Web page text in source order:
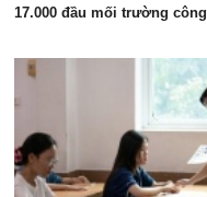
17.000 đầu mối trường công